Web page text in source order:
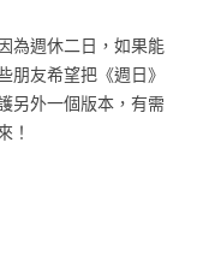
為週休二日，如果能
朋友希望把《週日》
另外一個版本，有需
！